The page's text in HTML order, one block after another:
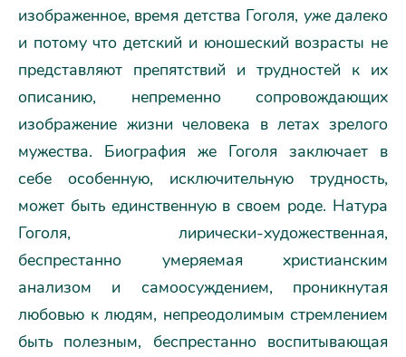
изображенное, время детства Гоголя, уже далеко
и потому что детский и юношеский возрасты не
представляют препятствий и трудностей к их
описанию, непременно сопровождающих
изображение жизни человека в летах зрелого
мужества. Биография же Гоголя заключает в
себе особенную, исключительную трудность,
может быть единственную в своем роде. Натура
Гоголя, лирически-художественная,
беспрестанно умеряемая христианским
анализом и самоосуждением, проникнутая
любовью к людям, непреодолимым стремлением
быть полезным, беспрестанно воспитывающая